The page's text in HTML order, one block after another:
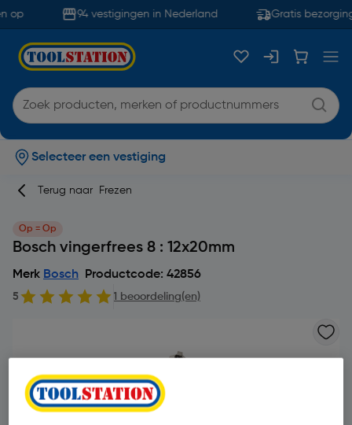
op 94 vestigingen in Nederland Gratis
Selecteer een vestiging
Terug naar Frezen
Op = Op
Bosch vingerfrees 8 : 12x20mm
Merk Bosch Productcode: 42856
5 1 beoordeling(en)